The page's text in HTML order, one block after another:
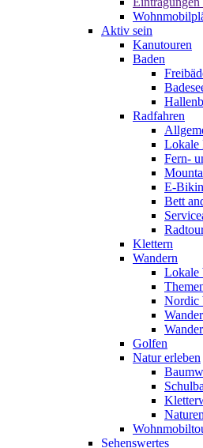
Aktiv sein
Kanutouren
Baden
Radfahren
Lokale
Fern-
E-
Bett
Klettern
Wandern
Lokale
Nordic
Golfen
Natur erleben
Sehenswertes